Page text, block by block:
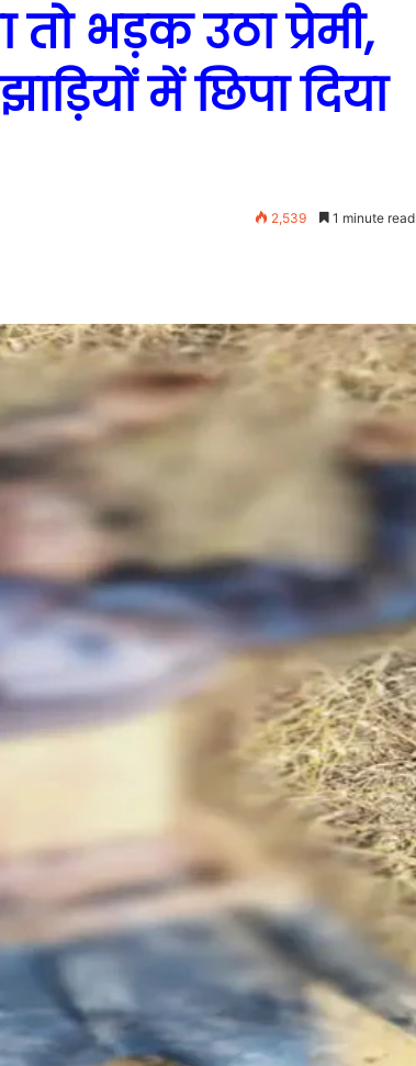
तो भड़क उठा प्रेमी,
में छिपा दिया
2,539 1 minute read